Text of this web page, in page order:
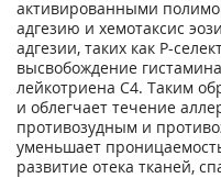
активированными
адгезию и хемотаксис
адгезии, таких как Р-
высвобождение
лейкотриена С4. Таким
и облегчает течение
противозудным и
уменьшает
развитие отека тканей,